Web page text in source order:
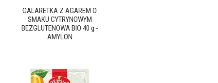
GALARETKA Z AGAREM O
SMAKU CYTRYNOWYM
BEZGLUTENOWA BIO 40 g -
AMYLON